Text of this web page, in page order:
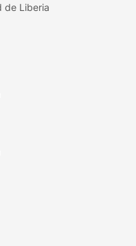
de Liberia